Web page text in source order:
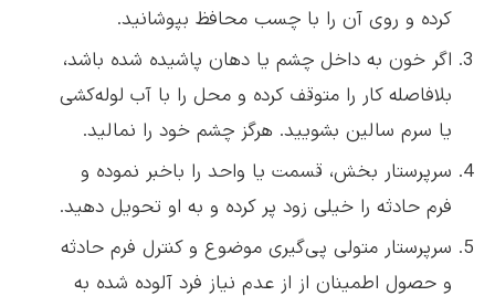
کرده و روی آن را با چسب محافظ بپوشانید.
اگر خون به داخل چشم یا دهان پاشیده شده باشد،
بلافاصله کار را متوقف کرده و محل را با آب لوله‌کشی
یا سرم سالین بشویید. هرگز چشم خود را نمالید.
سرپرستار بخش، قسمت یا واحد را باخبر نموده و
فرم حادثه را خیلی زود پر کرده و به او تحویل دهید.
سرپرستار متولی پی‌گیری موضوع و کنترل فرم حادثه
و حصول اطمینان از از عدم نیاز فرد آلوده شده به